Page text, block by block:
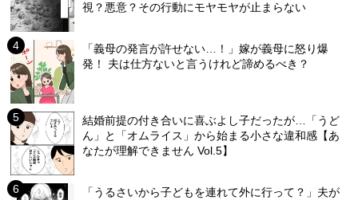
視？悪意？その行動にモヤモヤが止まらない
「義母の発言が許せない…！」嫁が義母に怒り爆
発！ 夫は仕方ないと言うけれど諦めるべき？
結婚前提の付き合いに喜ぶよし子だったが…「うど
ん」と「オムライス」から始まる小さな違和感【あ
なたが理解できません Vol.5】
「うるさいから子どもを連れて外に行って？」夫が